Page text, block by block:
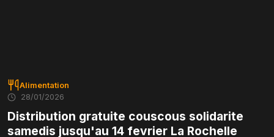
Alimentation
28/01/2026
Distribution gratuite couscous solidarite
samedis jusqu'au 14 fevrier La Rochelle